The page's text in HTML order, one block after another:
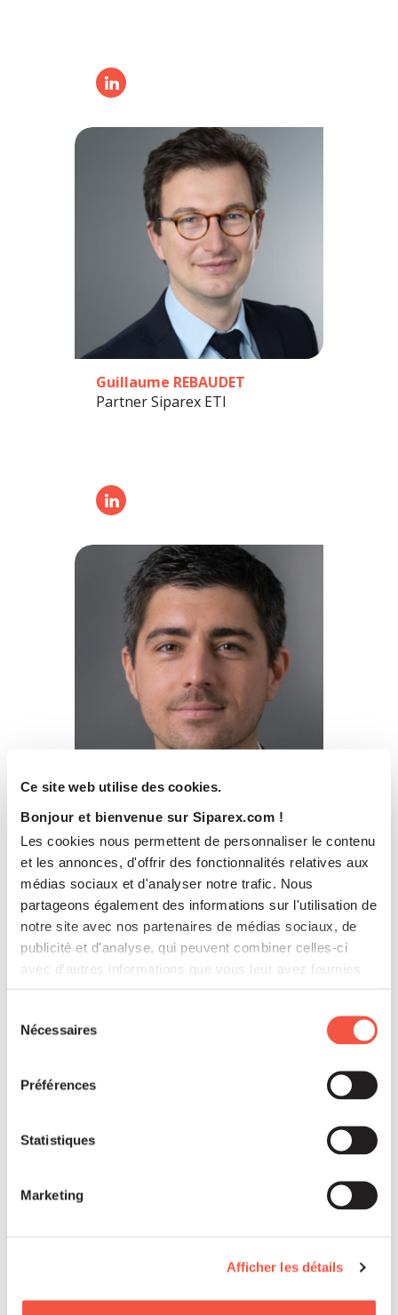
Ce site web utilise des cookies.
Bonjour et bienvenue sur Siparex.com !
Les cookies nous permettent de personnaliser le contenu
et les annonces, d'offrir des fonctionnalités relatives aux
médias sociaux et d'analyser notre trafic. Nous
partageons également des informations sur l'utilisation de
notre site avec nos partenaires de médias sociaux, de
publicité et d'analyse, qui peuvent combiner celles-ci
avec d'autres informations que vous leur avez fournies
Nécessaires
Préférences
Statistiques
Marketing
Afficher les détails
Guillaume REBAUDET
Partner Siparex ETI
Investment Director Siparex
ETI